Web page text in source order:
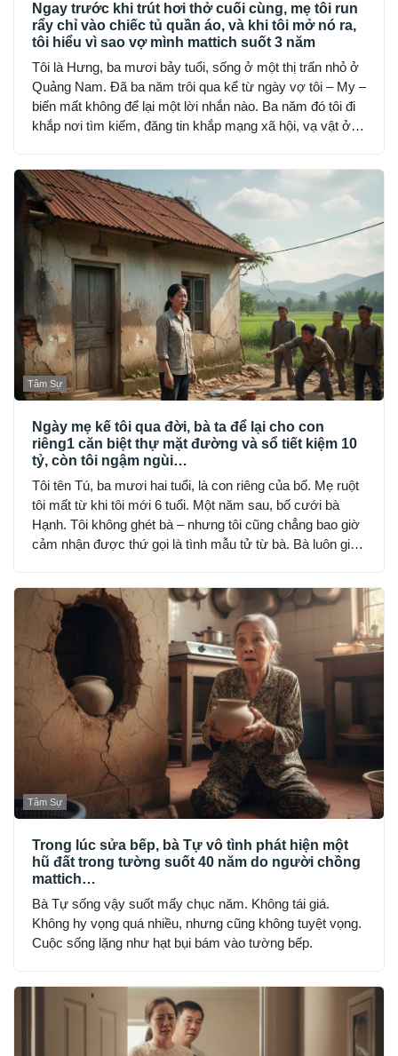
Ngay trước khi trút hơi thở cuối cùng, mẹ tôi run
rẩy chỉ vào chiếc tủ quần áo, và khi tôi mở nó ra,
tôi hiểu vì sao vợ mình mattich suốt 3 năm
Tôi là Hưng, ba mươi bảy tuổi, sống ở một thị trấn nhỏ ở
Quảng Nam. Đã ba năm trôi qua kể từ ngày vợ tôi – My –
biến mất không để lại một lời nhắn nào. Ba năm đó tôi đi
khắp nơi tìm kiếm, đăng tin khắp mạng xã hội, vạ vật ở
Tâm Sự
Ngày mẹ kế tôi qua đời, bà ta để lại cho con
riêng1 căn biệt thự mặt đường và sổ tiết kiệm 10
tỷ, còn tôi ngậm ngùi…
Tôi tên Tú, ba mươi hai tuổi, là con riêng của bố. Mẹ ruột
tôi mất từ khi tôi mới 6 tuổi. Một năm sau, bố cưới bà
Hạnh. Tôi không ghét bà – nhưng tôi cũng chẳng bao giờ
cảm nhận được thứ gọi là tình mẫu tử từ bà. Bà luôn giữ
Tâm Sự
Trong lúc sửa bếp, bà Tự vô tình phát hiện một
hũ đất trong tường suốt 40 năm do người chồng
mattich…
Bà Tự sống vậy suốt mấy chục năm. Không tái giá.
Không hy vọng quá nhiều, nhưng cũng không tuyệt vọng.
Cuộc sống lặng như hạt bụi bám vào tường bếp.